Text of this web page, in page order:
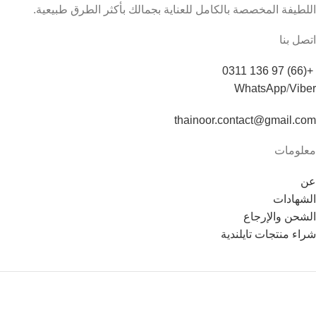
اللطيفة المخصصة بالكامل للعناية بجمالك بأكثر الطرق طبيعية.
اتصل بنا
+(66) 97 136 0311
WhatsApp/Viber
thainoor.contact@gmail.com
معلومات
عن
الشهادات
الشحن والإرجاع
شراء منتجات تايلندية